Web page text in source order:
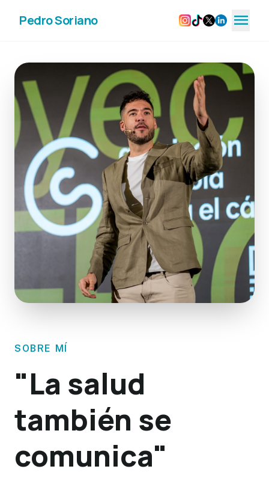
Pedro Soriano menu
SOBRE MÍ
"La salud
también se
comunica"